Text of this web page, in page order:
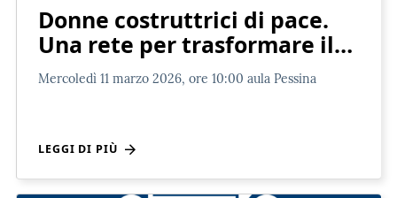
Donne costruttrici di pace.
Una rete per trasformare il…
Mercoledì 11 marzo 2026, ore 10:00 aula Pessina
LEGGI DI PIÙ